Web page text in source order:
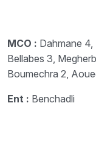
MCO : Dahmane 4,
Bellabes 3,
Boumechra 2,
Ent : Benchadli